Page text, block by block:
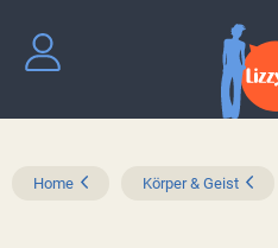
Home Körper & Geist